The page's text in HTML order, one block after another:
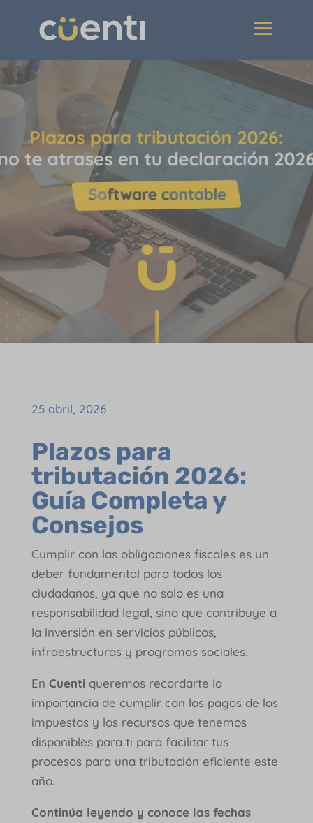
25 abril, 2026
Plazos para
tributación 2026:
Guía Completa y
Consejos
Cumplir con las obligaciones fiscales es un
deber fundamental para todos los
ciudadanos, ya que no solo es una
responsabilidad legal, sino que contribuye a
la inversión en servicios públicos,
infraestructuras y programas sociales.
En Cuenti queremos recordarte la
importancia de cumplir con los pagos de los
impuestos y los recursos que tenemos
disponibles para ti para facilitar tus
procesos para una tributación eficiente este
año.
Continúa leyendo y conoce las fechas